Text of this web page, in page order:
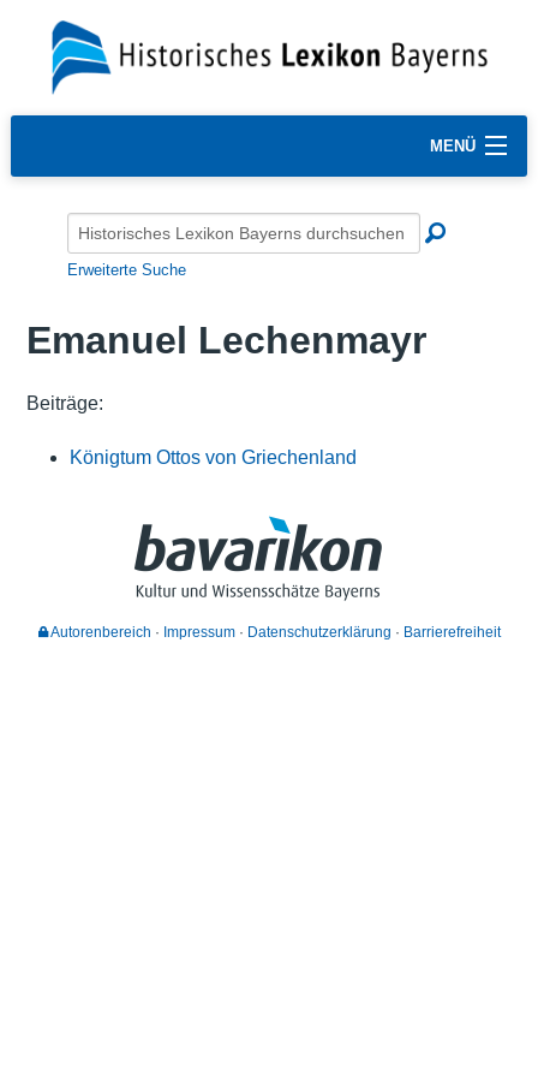
MENÜ
Erweiterte Suche
Emanuel Lechenmayr
Beiträge:
Königtum Ottos von Griechenland
Autorenbereich Impressum Datenschutzerklärung Barrierefreiheit